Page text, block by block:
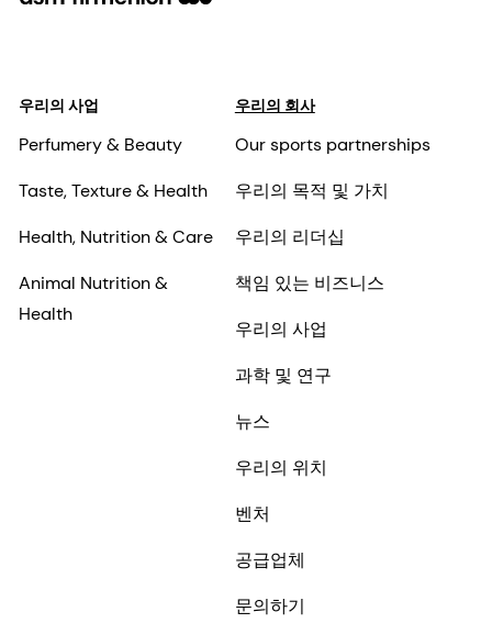
우리의 사업
Perfumery & Beauty
Taste, Texture & Health
Health, Nutrition & Care
Animal Nutrition &
Health
우리의 회사
Our sports partnerships
우리의 목적 및 가치
우리의 리더십
책임 있는 비즈니스
우리의 사업
과학 및 연구
뉴스
우리의 위치
벤처
공급업체
문의하기